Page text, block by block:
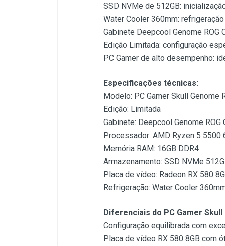
SSD NVMe de 512GB:
Water Cooler 360mm:
Gabinete Deepcool Genome
Edição Limitada: configuração
PC Gamer de alto desempenho:
Especificações técnicas:
Modelo: PC Gamer Skull Genome
Edição: Limitada
Gabinete: Deepcool Genome
Processador: AMD Ryzen 5 5500
Memória RAM: 16GB DDR4
Armazenamento: SSD NVMe
Placa de vídeo: Radeon RX 580
Refrigeração: Water Cooler
Diferenciais do PC Gamer
Configuração equilibrada com
Placa de vídeo RX 580 8GB com